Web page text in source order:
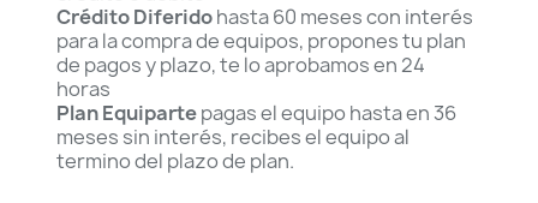
Crédito Diferidohasta 60 meses con interés
para la compra de equipos, propones tu plan
de pagos y plazo, te lo aprobamos en 24
horas
Plan Equipartepagas el equipo hasta en 36
meses sin interés, recibes el equipo al
termino del plazo de plan.